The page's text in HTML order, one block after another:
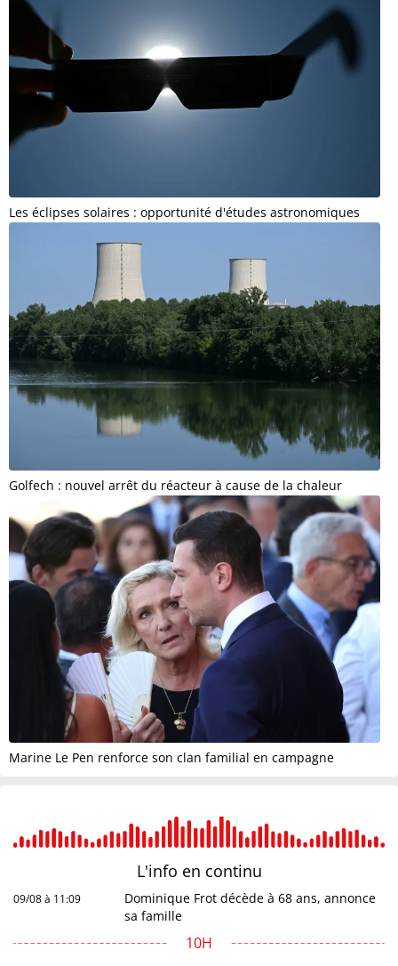
Les éclipses solaires : opportunité d'études astronomiques
Golfech : nouvel arrêt du réacteur à cause de la chaleur
Marine Le Pen renforce son clan familial en campagne
L'info en continu
09/08 à 11:09
Dominique Frot décède à 68 ans, annonce
sa famille
10H